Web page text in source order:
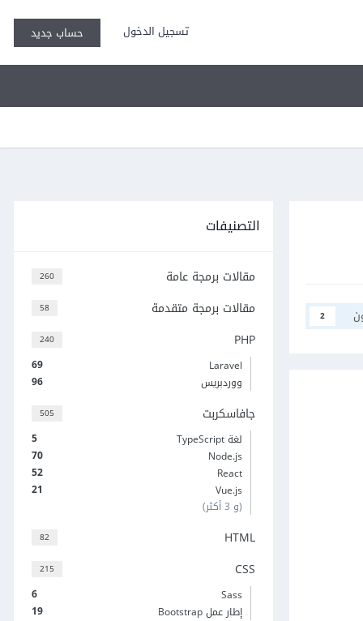
تسجيل الدخول حساب جديد
2
التصنيفات
260 مقالات برمجة عامة
58 مقالات برمجة متقدمة
240 PHP
69
Laravel
96
ووردبريس
505 جافاسكربت
5
لغة TypeScript
70
Node.js
52
React
21
Vue.js
(و 3 أكثر)
82 HTML
215 CSS
6
Sass
19
إطار عمل Bootstrap